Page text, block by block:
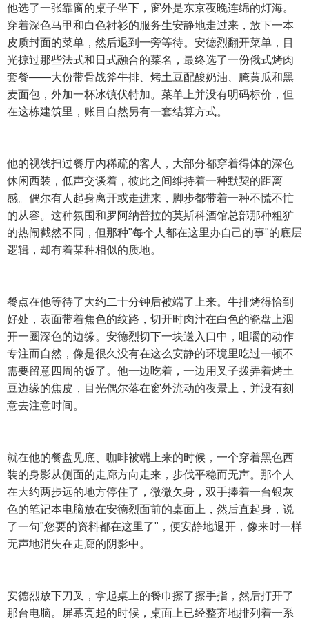
他选了一张靠窗的桌子坐下，窗外是东京夜晚连绵的灯海。
穿着深色马甲和白色衬衫的服务生安静地走过来，放下一本
皮质封面的菜单，然后退到一旁等待。安德烈翻开菜单，目
光掠过那些法式和日式融合的菜名，最终选了一份俄式烤肉
套餐——大份带骨战斧牛排、烤土豆配酸奶油、腌黄瓜和黑
麦面包，外加一杯冰镇伏特加。菜单上并没有明码标价，但
在这栋建筑里，账目自然另有一套结算方式。
他的视线扫过餐厅内稀疏的客人，大部分都穿着得体的深色
休闲西装，低声交谈着，彼此之间维持着一种默契的距离
感。偶尔有人起身离开或走进来，脚步都带着一种不慌不忙
的从容。这种氛围和罗阿纳普拉的莫斯科酒馆总部那种粗犷
的热闹截然不同，但那种"每个人都在这里办自己的事"的底层
逻辑，却有着某种相似的质地。
餐点在他等待了大约二十分钟后被端了上来。牛排烤得恰到
好处，表面带着焦色的纹路，切开时肉汁在白色的瓷盘上洇
开一圈深色的边缘。安德烈切下一块送入口中，咀嚼的动作
专注而自然，像是很久没有在这么安静的环境里吃过一顿不
需要留意四周的饭了。他一边吃着，一边用叉子拨弄着烤土
豆边缘的焦皮，目光偶尔落在窗外流动的夜景上，并没有刻
意去注意时间。
就在他的餐盘见底、咖啡被端上来的时候，一个穿着黑色西
装的身影从侧面的走廊方向走来，步伐平稳而无声。那个人
在大约两步远的地方停住了，微微欠身，双手捧着一台银灰
色的笔记本电脑放在安德烈面前的桌面上，然后直起身，说
了一句"您要的资料都在这里了"，便安静地退开，像来时一样
无声地消失在走廊的阴影中。
安德烈放下刀叉，拿起桌上的餐巾擦了擦手指，然后打开了
那台电脑。屏幕亮起的时候，桌面上已经整齐地排列着一系